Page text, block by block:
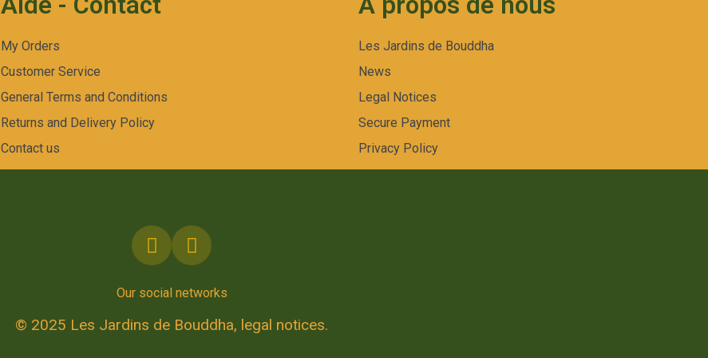
My Orders
Customer Service
General Terms and Conditions
Returns and Delivery Policy
Contact us
Les Jardins de Bouddha
News
Legal Notices
Secure Payment
Privacy Policy
Our social networks
© 2025 Les Jardins de Bouddha, legal notices.